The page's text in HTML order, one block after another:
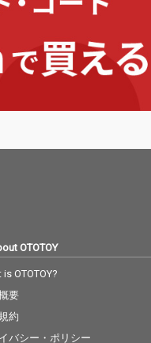
デー
記載
考まで
OTOTOY
is OTOTOY?
要
約
バシー・ポリシー